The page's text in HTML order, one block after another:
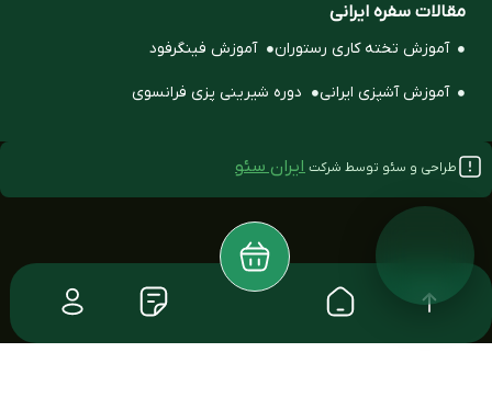
مقالات سفره ایرانی
آموزش تخته کاری رستوران آموزش فینگرفود
آموزش آشپزی ایرانی دوره شیرینی پزی فرانسوی
طراحی و سئو توسط شرکتایران سئو